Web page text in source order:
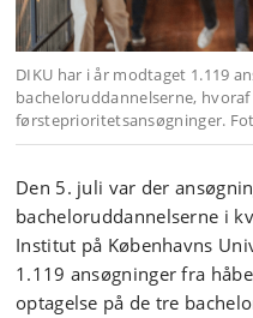
DIKU har i år modtaget 1.119
bacheloruddannelserne, hvoraf
førsteprioritetsansøgninger.
Den 5. juli var der
bacheloruddannelserne i
Institut på Københavns
1.119 ansøgninger fra
optagelse på de tre